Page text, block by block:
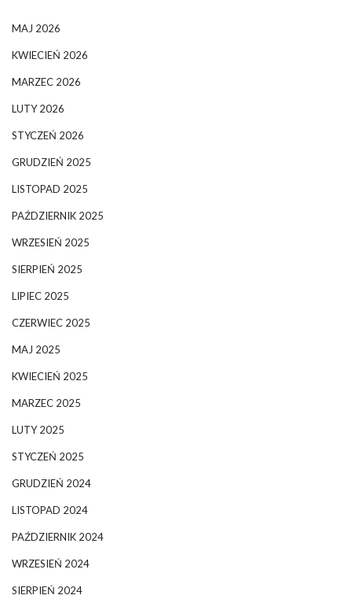
MAJ 2026
KWIECIEŃ 2026
MARZEC 2026
LUTY 2026
STYCZEŃ 2026
GRUDZIEŃ 2025
LISTOPAD 2025
PAŹDZIERNIK 2025
WRZESIEŃ 2025
SIERPIEŃ 2025
LIPIEC 2025
CZERWIEC 2025
MAJ 2025
KWIECIEŃ 2025
MARZEC 2025
LUTY 2025
STYCZEŃ 2025
GRUDZIEŃ 2024
LISTOPAD 2024
PAŹDZIERNIK 2024
WRZESIEŃ 2024
SIERPIEŃ 2024